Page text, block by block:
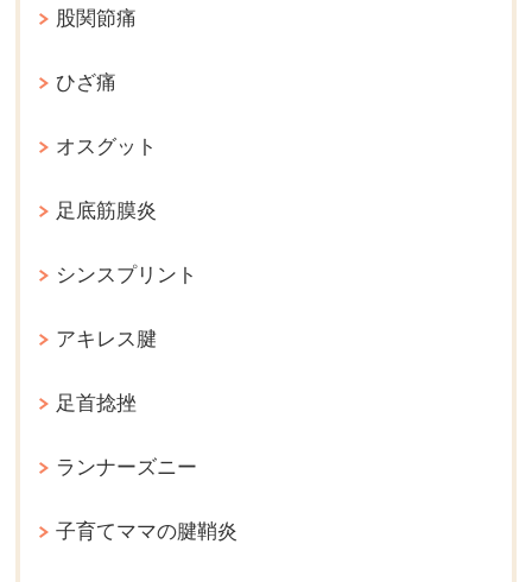
股関節痛
ひざ痛
オスグット
足底筋膜炎
シンスプリント
アキレス腱
足首捻挫
ランナーズニー
子育てママの腱鞘炎